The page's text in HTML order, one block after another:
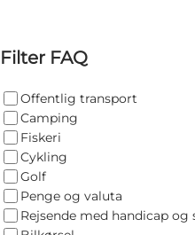
Filter FAQ
Offentlig transport
Camping
Fiskeri
Cykling
Golf
Penge og valuta
Rejsende med handicap